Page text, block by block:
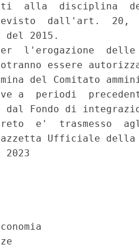
alla  disciplina
dall'art.  20,
2015.
l'erogazione
essere
del Comitato
a  periodi
dal Fondo di
e'  trasmesso
Ufficiale
2023